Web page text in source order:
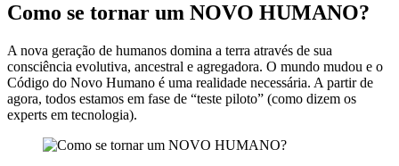
Como se tornar um NOVO HUMANO?
A nova geração de humanos domina a terra através de sua
consciência evolutiva, ancestral e agregadora. O mundo mudou e o
Código do Novo Humano é uma realidade necessária. A partir de
agora, todos estamos em fase de “teste piloto” (como dizem os
experts em tecnologia).